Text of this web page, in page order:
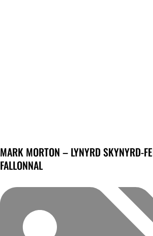
MARK MORTON – LYNYRD SKYNYRD-
FALLONNAL